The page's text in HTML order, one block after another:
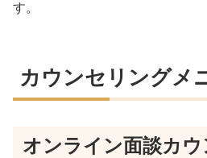
す。
カウンセリングメ
オンライン面談カ